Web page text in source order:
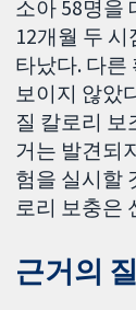
소아 58명을
12개월 두
타났다. 다른
보이지 않았
질 칼로리
거는 발견되
험을 실시할
로리 보충은
근거의 질